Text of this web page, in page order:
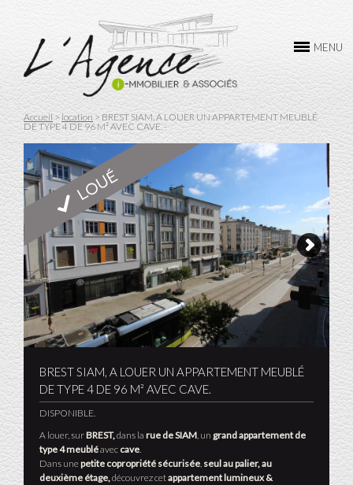
MENU
Accueil >location > BREST SIAM, A LOUER UN APPARTEMENT MEUBLÉ
DE TYPE 4 DE 96 M² AVEC CAVE. -
BREST SIAM, A LOUER UN APPARTEMENT MEUBLÉ
DE TYPE 4 DE 96 M² AVEC CAVE.
DISPONIBLE.
A louer, surBREST,dans la rue de SIAM, un grand appartement de
type 4 meubléavec cave.
Dans unepetite copropriété sécurisée, seul au palier, au
deuxième étage,découvrez cetappartement lumineux &
L’AGENCE
ACHAT
VENTE
LOCATION
GESTION
CONTACTEZ-NOUS